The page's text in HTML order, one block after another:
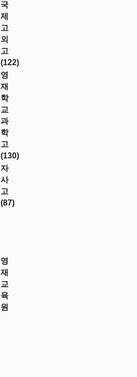
국
제
고
외
고
(122)
영
재
학
교
과
학
고
(130)
자
사
고
(87)
영
재
교
육
원